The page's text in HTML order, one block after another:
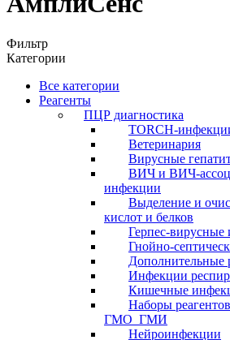
Фильтр
Категории
Все категории
Реагенты
ПЦР диагностика
TORCH-
Ветеринария
Вирусные
ВИЧ и ВИЧ-
инфекции
Выделение и
кислот и белков
Герпес-вирусные
Гнойно-
Дополнительные
Инфекции
Кишечные
Наборы
ГМО_ГМИ
Нейроинфекции